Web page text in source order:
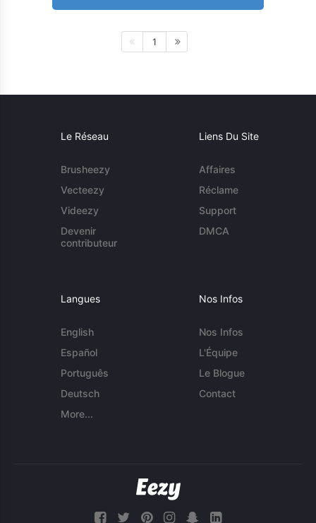
1
Le Réseau
Brusheezy
Vecteezy
Videezy
Devenir
contributeur
Liens Du Site
Affaires
Réclame
Support
DMCA
Langues
English
Español
Português
Deutsch
More...
Nos Infos
Nos Infos
L'Équipe
Le Blogue
Contact